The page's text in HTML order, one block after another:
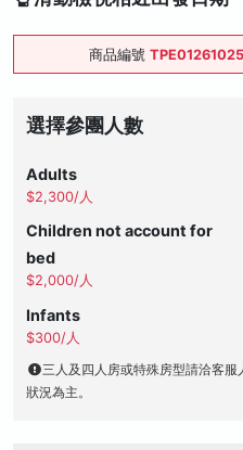
商品編號
選擇參團人數
Adults
$2,300/人
Children not account for
bed
$2,000/人
Infants
$300/人
三人及四人房或特殊房型請洽客
狀況為主。